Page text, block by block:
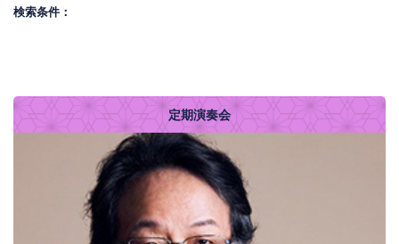
検索条件：
定期演奏会